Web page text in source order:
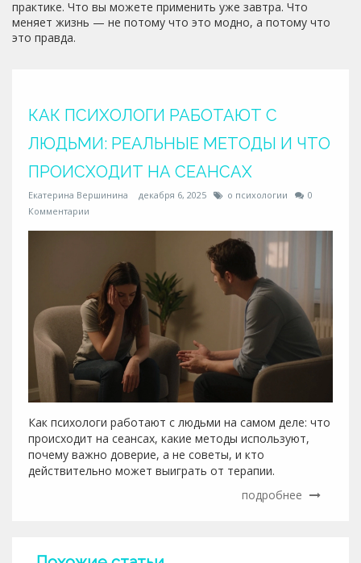
практике. Что вы можете применить уже завтра. Что
меняет жизнь — не потому что это модно, а потому что
это правда.
КАК ПСИХОЛОГИ РАБОТАЮТ С
ЛЮДЬМИ: РЕАЛЬНЫЕ МЕТОДЫ И ЧТО
ПРОИСХОДИТ НА СЕАНСАХ
Екатерина Вершинина декабря 6, 2025 о психологии
0
Комментарии
Как психологи работают с людьми на самом деле: что
происходит на сеансах, какие методы используют,
почему важно доверие, а не советы, и кто
действительно может выиграть от терапии.
подробнее